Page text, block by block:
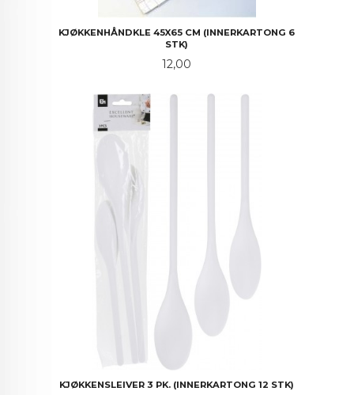
KJØKKENHÅNDKLE 45X65 CM (INNERKARTONG 6
STK)
Pris
12,00
KJØKKENSLEIVER 3 PK. (INNERKARTONG 12 STK)